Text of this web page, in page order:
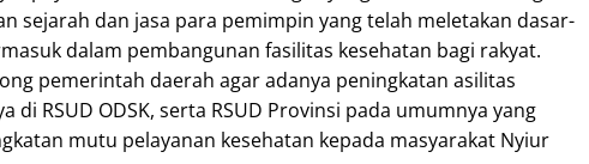
sejarah dan jasa para pemimpin yang telah meletakan dasar-
dalam pembangunan fasilitas kesehatan bagi rakyat.
pemerintah daerah agar adanya peningkatan asilitas
di RSUD ODSK, serta RSUD Provinsi pada umumnya yang
mutu pelayanan kesehatan kepada masyarakat Nyiur